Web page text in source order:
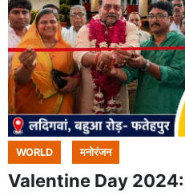
WORLD मनोरंजन
Valentine Day 2024: